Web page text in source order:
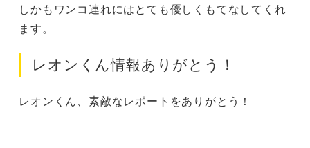
しかもワンコ連れにはとても優しくもてなしてくれ
ます。
レオンくん情報ありがとう！
レオンくん、素敵なレポートをありがとう！